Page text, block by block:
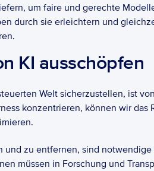
um faire und gerechte
durch sie erleichtern und
KI ausschöpfen
Welt sicherzustellen, ist
konzentrieren, können wir
und zu entfernen, sind
müssen in Forschung und